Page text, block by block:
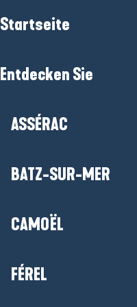
Startseite
Entdecken Sie
ASSÉRAC
BATZ-SUR-MER
CAMOËL
FÉREL